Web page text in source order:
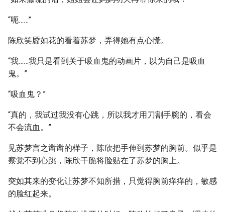
“呃……”
陈欣笑靥如花的看着苏梦，弄得她有点心慌。
“我……我只是看到关于吸血鬼的动画片，以为自己是吸血
鬼。”
“吸血鬼？”
“真的，我试过我没有心跳，所以我才用刀割手腕的，看会
不会流血。”
见苏梦言之凿凿的样子，陈欣把手伸到苏梦的胸前。似乎是
察觉不到心跳，陈欣干脆将脸贴在了苏梦的胸上。
突如其来的变化让苏梦不知所措，只觉得胸前痒痒的，敏感
的脸红起来。